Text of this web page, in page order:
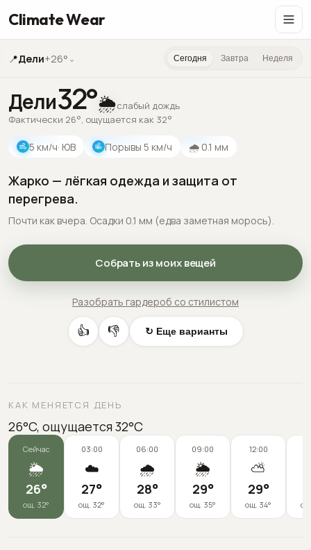
Climate Wear
📍Дели+26° ⌄ Сегодня Завтра Неделя
Дели32°🌦️слабый дождь
Фактически 26°, ощущается как 32°
5 км/ч· ЮВ Порывы 5 км/ч 🌧 0.1 мм
Жарко — лёгкая одежда и защита от
перегрева.
Почти как вчера. Осадки 0.1 мм (едва заметная морось).
Собрать из моих вещей
Разобрать гардероб со стилистом
👍 👎 ↻ Еще варианты
КАК МЕНЯЕТСЯ ДЕНЬ
26°C, ощущается 32°C
Сейчас
🌦️
26°
ощ. 32°
03:00
☁️
27°
ощ. 32°
06:00
🌧️
28°
ощ. 33°
09:00
🌦️
29°
ощ. 35°
12:00
⛅
29°
ощ. 34°